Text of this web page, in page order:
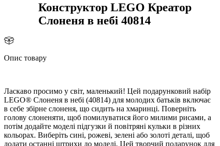
Конструктор LEGO Креатор
Слоненя в небі 40814
Опис товару
Ласкаво просимо у світ, маленький! Цей подарунковий набір
LEGO® Слоненя в небі (40814) для молодих батьків включає
себе збірне слоненя, що сидить на хмаринці. Поверніть
олову слоненяти, щоб помилуватися його милими рисами, а
потім додайте моделі підгузки й повітряні кульки в різних
кольорах. Виберіть сині, рожеві, зелені або золоті деталі, що
додати останні штрихи до моделі. Цей творчий подарунок для